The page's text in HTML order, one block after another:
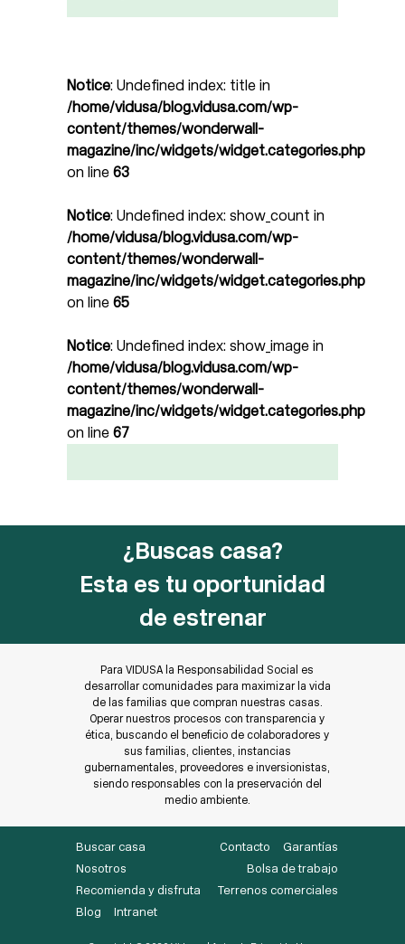
Notice: Undefined index: title in
/home/vidusa/blog.vidusa.com/wp-
content/themes/wonderwall-
magazine/inc/widgets/widget.categories.php
on line 63
Notice: Undefined index: show_count in
/home/vidusa/blog.vidusa.com/wp-
content/themes/wonderwall-
magazine/inc/widgets/widget.categories.php
on line 65
Notice: Undefined index: show_image in
/home/vidusa/blog.vidusa.com/wp-
content/themes/wonderwall-
magazine/inc/widgets/widget.categories.php
on line 67
¿Buscas casa?
Esta es tu oportunidad
de estrenar
Para VIDUSA la Responsabilidad Social es
desarrollar comunidades para maximizar la vida
de las familias que compran nuestras casas.
Operar nuestros procesos con transparencia y
ética, buscando el beneficio de colaboradores y
sus familias, clientes, instancias
gubernamentales, proveedores e inversionistas,
siendo responsables con la preservación del
medio ambiente.
Buscar casa
Nosotros
Recomienda y disfruta
Blog
Intranet
Contacto
Garantías
Bolsa de trabajo
Terrenos comerciales